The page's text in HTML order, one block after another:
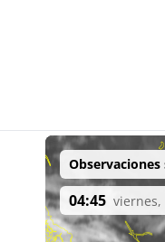
04:45 viernes,